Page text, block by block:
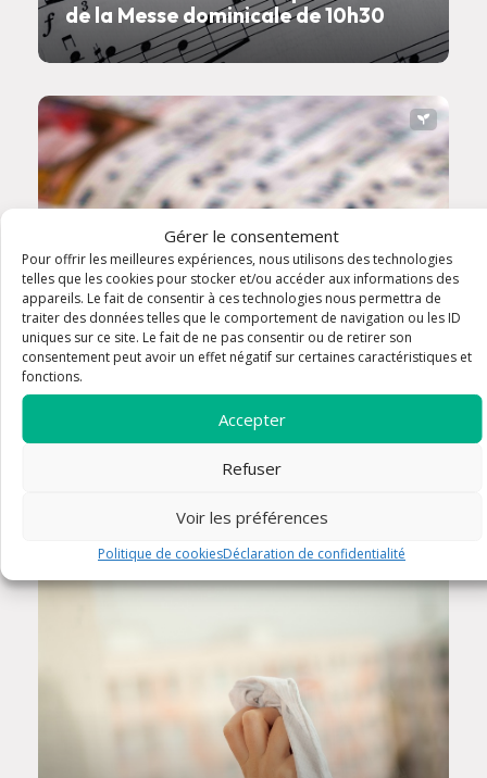
Gérer le consentement
Pour offrir les meilleures expériences, nous utilisons des technologies
telles que les cookies pour stocker et/ou accéder aux informations des
appareils. Le fait de consentir à ces technologies nous permettra de
traiter des données telles que le comportement de navigation ou les ID
uniques sur ce site. Le fait de ne pas consentir ou de retirer son
consentement peut avoir un effet négatif sur certaines caractéristiques et
fonctions.
Accepter
Refuser
Voir les préférences
Politique de cookiesDéclaration de confidentialité
de la Messe dominicale de 10h30
Schola - Choeur grégorien de la
Messe dominicale de 9h